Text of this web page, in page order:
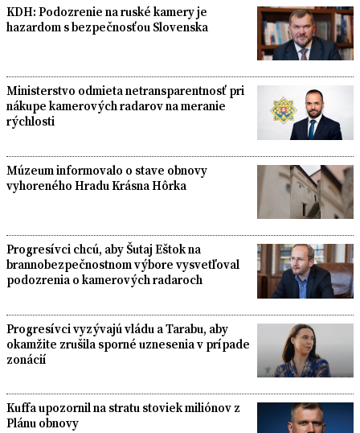
KDH: Podozrenie na ruské kamery je
hazardom s bezpečnosťou Slovenska
Ministerstvo odmieta netransparentnosť pri
nákupe kamerových radarov na meranie
rýchlosti
Múzeum informovalo o stave obnovy
vyhoreného Hradu Krásna Hôrka
Progresívci chcú, aby Šutaj Eštok na
brannobezpečnostnom výbore vysvetľoval
podozrenia o kamerových radaroch
Progresívci vyzývajú vládu a Tarabu, aby
okamžite zrušila sporné uznesenia v prípade
zonácií
Kuffa upozornil na stratu stoviek miliónov z
Plánu obnovy